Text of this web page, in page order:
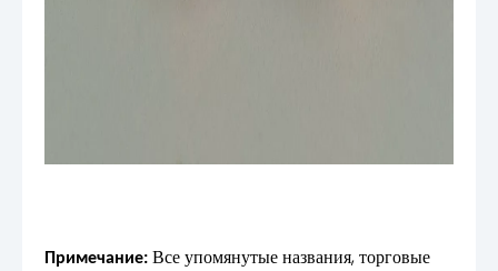
Примечание: Все упомянутые названия, торговые